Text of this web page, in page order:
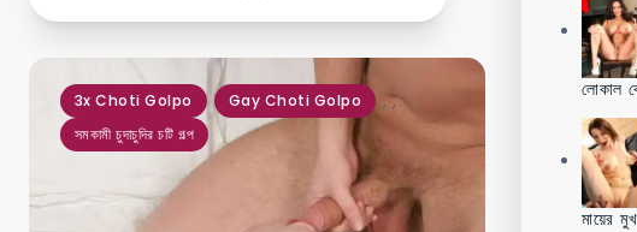
3x Choti Golpo ,
Gay Choti Golpo ,
সমকামী চুদাচুদির চটি গল্প
লোকাল
মায়ের